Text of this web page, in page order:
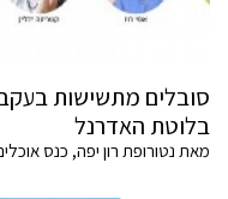
סובלים מתשישות
בלוטת האדרנל
מאת נטורופת רון יפה, כנס